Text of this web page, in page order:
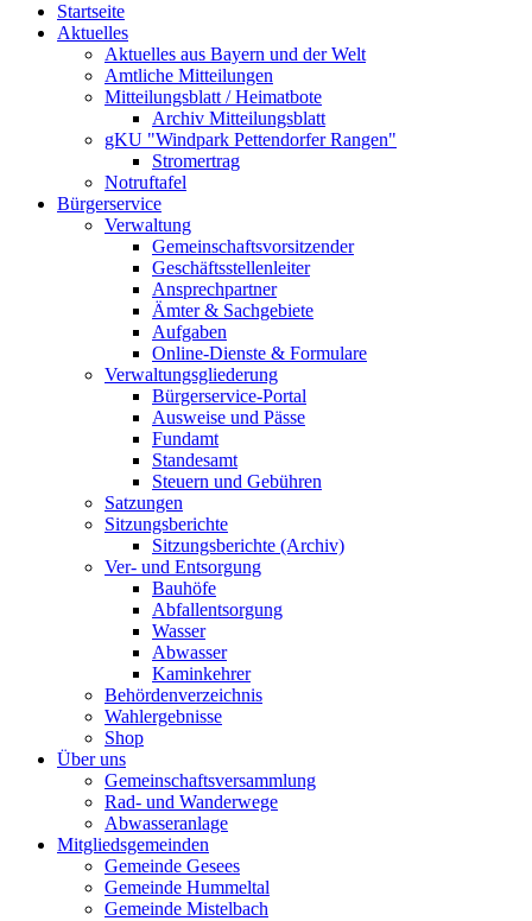
Startseite
Aktuelles
Aktuelles aus Bayern und der Welt
Amtliche Mitteilungen
Mitteilungsblatt / Heimatbote
Archiv Mitteilungsblatt
gKU "Windpark Pettendorfer Rangen"
Stromertrag
Notruftafel
Bürgerservice
Verwaltung
Gemeinschaftsvorsitzender
Geschäftsstellenleiter
Ansprechpartner
Ämter & Sachgebiete
Aufgaben
Online-Dienste & Formulare
Verwaltungsgliederung
Bürgerservice-Portal
Ausweise und Pässe
Fundamt
Standesamt
Steuern und Gebühren
Satzungen
Sitzungsberichte
Sitzungsberichte (Archiv)
Ver- und Entsorgung
Bauhöfe
Abfallentsorgung
Wasser
Abwasser
Kaminkehrer
Behördenverzeichnis
Wahlergebnisse
Shop
Über uns
Gemeinschaftsversammlung
Rad- und Wanderwege
Abwasseranlage
Mitgliedsgemeinden
Gemeinde Gesees
Gemeinde Hummeltal
Gemeinde Mistelbach